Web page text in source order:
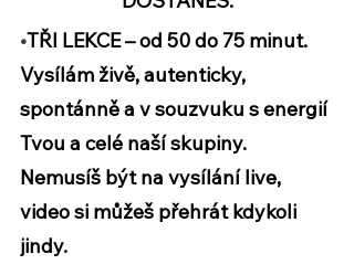
•TŘI LEKCE – od 50 do 75 minut.
Vysílám živě, autenticky,
spontánně a v souzvuku s energií
Tvou a celé naší skupiny.
Nemusíš být na vysílání live,
video si můžeš přehrát kdykoli
jindy.